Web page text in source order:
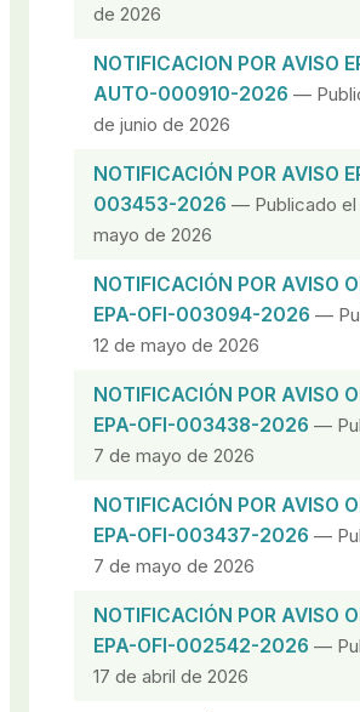
de 2026
NOTIFICACION POR AVISO
AUTO-000910-2026 —
de junio de 2026
NOTIFICACIÓN POR AVISO
003453-2026 — Publicado el
mayo de 2026
NOTIFICACIÓN POR AVISO
EPA-OFI-003094-2026 —
12 de mayo de 2026
NOTIFICACIÓN POR AVISO
EPA-OFI-003438-2026 —
7 de mayo de 2026
NOTIFICACIÓN POR AVISO
EPA-OFI-003437-2026 —
7 de mayo de 2026
NOTIFICACIÓN POR AVISO
EPA-OFI-002542-2026 —
17 de abril de 2026